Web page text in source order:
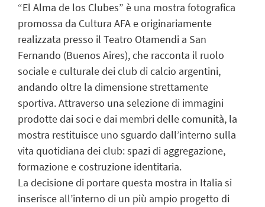
“El Alma de los Clubes” è una mostra fotografica
promossa da Cultura AFA e originariamente
realizzata presso il Teatro Otamendi a San
Fernando (Buenos Aires), che racconta il ruolo
sociale e culturale dei club di calcio argentini,
andando oltre la dimensione strettamente
sportiva. Attraverso una selezione di immagini
prodotte dai soci e dai membri delle comunità, la
mostra restituisce uno sguardo dall’interno sulla
vita quotidiana dei club: spazi di aggregazione,
formazione e costruzione identitaria.
La decisione di portare questa mostra in Italia si
inserisce all’interno di un più ampio progetto di